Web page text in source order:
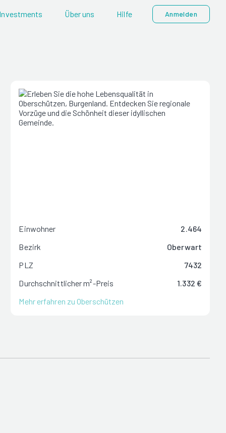
Investments Über uns Hilfe Anmelden
Einwohner
2.464
Bezirk
Oberwart
PLZ
7432
Durchschnittlicher m²-Preis
1.332 €
Mehr erfahren zu Oberschützen